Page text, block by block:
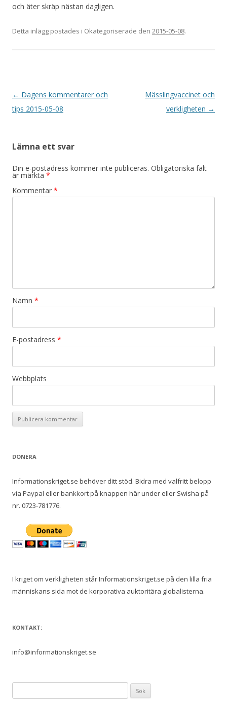
och äter skräp nästan dagligen.
Detta inlägg postades i Okategoriserade den 2015-05-08.
Inläggsnavigering
← Dagens kommentarer och
tips 2015-05-08
Mässlingvaccinet och
verkligheten →
Lämna ett svar
Din e-postadress kommer inte publiceras. Obligatoriska fält
är märkta *
Kommentar *
Namn *
E-postadress *
Webbplats
DONERA
Informationskriget.se behöver ditt stöd. Bidra med valfritt belopp
via Paypal eller bankkort på knappen här under eller Swisha på
nr. 0723-781776.
I kriget om verkligheten står Informationskriget.se på den lilla fria
människans sida mot de korporativa auktoritära globalisterna.
KONTAKT:
info@informationskriget.se
ö